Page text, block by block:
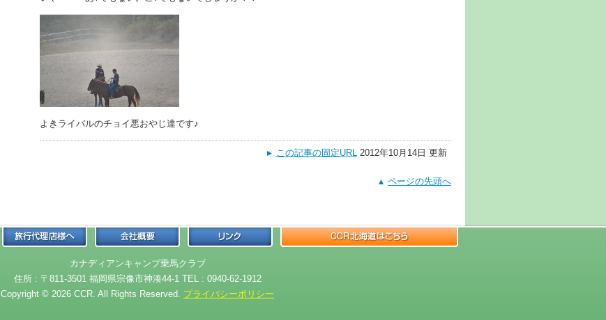
よきライバルのチョイ悪おやじ達です♪
この記事の固定URL2012年10月14日 更新
ページの先頭へ
カナディアンキャンプ乗馬クラブ
住所 : 〒811-3501 福岡県宗像市神湊44-1 TEL : 0940-62-1912
Copyright © 2026 CCR. All Rights Reserved. プライバシーポリシー